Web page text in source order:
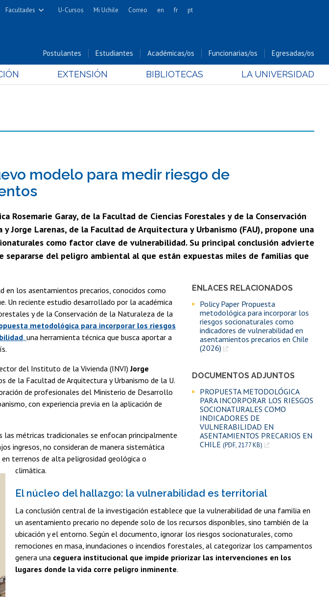
Facultades
Cs. Físicas y Matemáticas
Cs. Forestales y Conservación
Cs. Químicas y Farmacéuticas
Cs. Sociales
Nutrición y Tecnología de
Bachillerato
Hospital Clínico
U-Cursos Mi Uchile Correo en fr pt
Postulantes Estudiantes Académicas/os Funcionarias/os Egresadas/os
EXTENSIÓN BIBLIOTECAS LA UNIVERSIDAD
modelo para medir riesgo de
Rosemarie Garay, de la Facultad de Ciencias Forestales y de la Conservación
Jorge Larenas, de la Facultad de Arquitectura y Urbanismo (FAU), propone una
como factor clave de vulnerabilidad. Su principal conclusión advierte
separarse del peligro ambiental al que están expuestas miles de familias que
ENLACES RELACIONADOS
Policy Paper Propuesta
metodológica para incorporar los
riesgos socionaturales como
indicadores de vulnerabilidad en
asentamientos precarios en Chile
(2026)
DOCUMENTOS ADJUNTOS
PROPUESTA METODOLÓGICA
PARA INCORPORAR LOS RIESGOS
SOCIONATURALES COMO
INDICADORES DE
VULNERABILIDAD EN
ASENTAMIENTOS PRECARIOS EN
CHILE (PDF, 2177 KB)
en los asentamientos precarios, conocidos como
Un reciente estudio desarrollado por la académica
y de la Conservación de la Naturaleza de la
metodológica para incorporar los riesgos
una herramienta técnica que busca aportar a
del Instituto de la Vivienda (INVI)Jorge
de la Facultad de Arquitectura y Urbanismo de la U.
de profesionales del Ministerio de Desarrollo
con experiencia previa en la aplicación de
métricas tradicionales se enfocan principalmente
ingresos, no consideran de manera sistemática
terrenos de alta peligrosidad geológica o
climática.
El núcleo del hallazgo: la vulnerabilidad es territorial
La conclusión central de la investigación establece que la vulnerabilidad de una familia en
un asentamiento precario no depende solo de los recursos disponibles, sino también de la
ubicación y el entorno. Según el documento, ignorar los riesgos socionaturales, como
remociones en masa, inundaciones o incendios forestales, al categorizar los campamentos
genera una ceguera institucional que impide priorizar las intervenciones en los
lugares donde la vida corre peligro inminente.